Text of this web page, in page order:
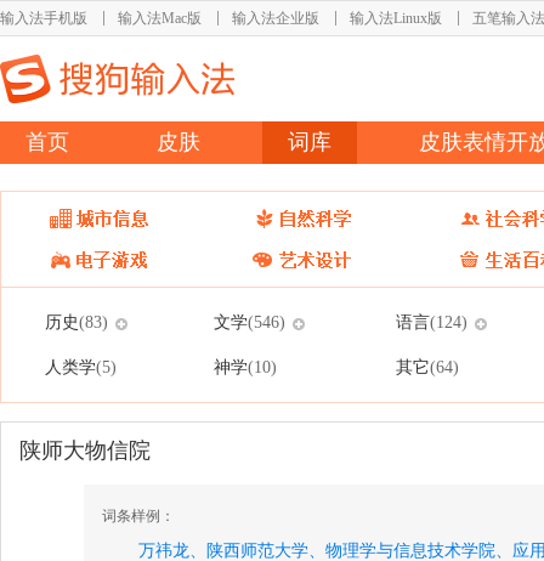
输入法手机版 输入法Mac版 输入法企业版 输入法Linux版 五笔输入法
首页 皮肤 词库 皮肤表情开
历史(83) 文学(546) 语言(124)
人类学(5) 神学(10) 其它(64)
陕师大物信院
词条样例：
万祎龙、 陕西师范大学、 物理学与信息技术学院、 应